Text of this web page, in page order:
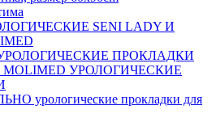
SENI LADY И
УРОЛОГИЧЕСКИЕ ПРОКЛАДКИ
MOLIMED УРОЛОГИЧЕСКИЕ
урологические прокладки для